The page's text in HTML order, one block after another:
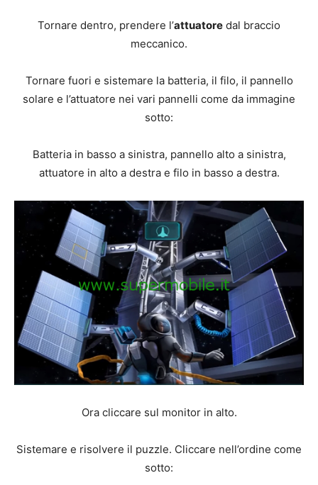
Tornare dentro, prendere l’attuatore dal braccio
meccanico.
Tornare fuori e sistemare la batteria, il filo, il pannello
solare e l’attuatore nei vari pannelli come da immagine
sotto:
Batteria in basso a sinistra, pannello alto a sinistra,
attuatore in alto a destra e filo in basso a destra.
Ora cliccare sul monitor in alto.
Sistemare e risolvere il puzzle. Cliccare nell’ordine come
sotto: